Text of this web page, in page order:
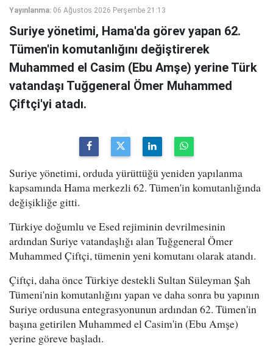
Yayınlanma: 06 Ağustos 2026 Perşembe 21:13
Suriye yönetimi, Hama'da görev yapan 62.
Tümen'in komutanlığını değiştirerek
Muhammed el Casim (Ebu Amşe) yerine Türk
vatandaşı Tuğgeneral Ömer Muhammed
Çiftçi'yi atadı.
Suriye yönetimi, orduda yürüttüğü yeniden yapılanma
kapsamında Hama merkezli 62. Tümen'in komutanlığında
değişikliğe gitti.
Türkiye doğumlu ve Esed rejiminin devrilmesinin
ardından Suriye vatandaşlığı alan Tuğgeneral Ömer
Muhammed Çiftçi, tümenin yeni komutanı olarak atandı.
Çiftçi, daha önce Türkiye destekli Sultan Süleyman Şah
Tümeni'nin komutanlığını yapan ve daha sonra bu yapının
Suriye ordusuna entegrasyonunun ardından 62. Tümen'in
başına getirilen Muhammed el Casim'in (Ebu Amşe)
yerine göreve başladı.